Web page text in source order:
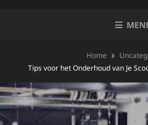
Home
Tips voor het Onderhoud van Je